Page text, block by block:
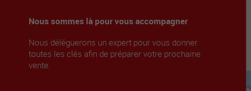
Nous sommes là pour vous accompagner
Nous déléguerons un expert pour vous donner
toutes les clés afin de préparer votre prochaine
vente.